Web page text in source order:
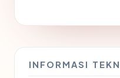
INFORMASI